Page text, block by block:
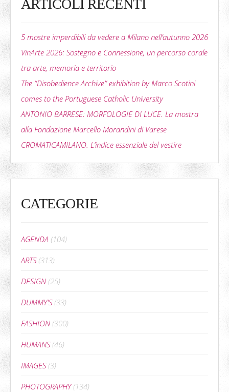
ARTICOLI RECENTI
5 mostre imperdibili da vedere a Milano nell’autunno 2026
VinArte 2026: Sostegno e Connessione, un percorso corale
tra arte, memoria e territorio
The “Disobedience Archive” exhibition by Marco Scotini
comes to the Portuguese Catholic University
ANTONIO BARRESE: MORFOLOGIE DI LUCE. La mostra
alla Fondazione Marcello Morandini di Varese
CROMATICAMILANO. L’indice essenziale del vestire
CATEGORIE
AGENDA (104)
ARTS(313)
DESIGN (25)
DUMMY'S(33)
FASHION (300)
HUMANS(46)
IMAGES(3)
PHOTOGRAPHY(134)